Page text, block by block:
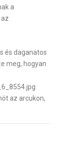
a
és daganatos
meg, hogyan
az arcukon,